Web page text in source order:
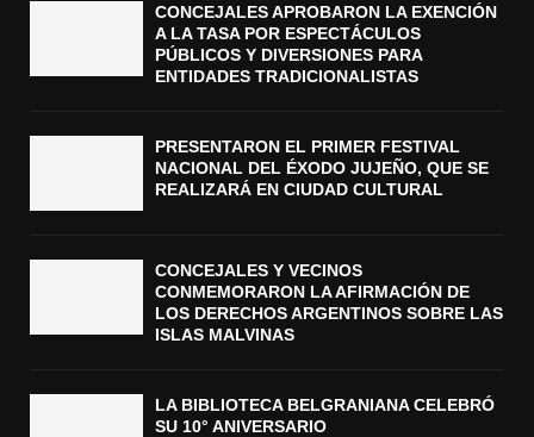
CONCEJALES APROBARON LA EXENCIÓN
A LA TASA POR ESPECTÁCULOS
PÚBLICOS Y DIVERSIONES PARA
ENTIDADES TRADICIONALISTAS
PRESENTARON EL PRIMER FESTIVAL
NACIONAL DEL ÉXODO JUJEÑO, QUE SE
REALIZARÁ EN CIUDAD CULTURAL
CONCEJALES Y VECINOS
CONMEMORARON LA AFIRMACIÓN DE
LOS DERECHOS ARGENTINOS SOBRE LAS
ISLAS MALVINAS
LA BIBLIOTECA BELGRANIANA CELEBRÓ
SU 10° ANIVERSARIO